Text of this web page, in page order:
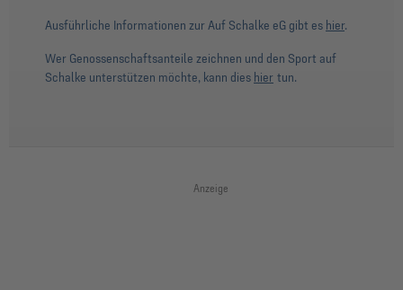
Ausführliche Informationen zur Auf Schalke eG gibt es hier.
Wer Genossenschaftsanteile zeichnen und den Sport auf
Schalke unterstützen möchte, kann dies hier tun.
Anzeige